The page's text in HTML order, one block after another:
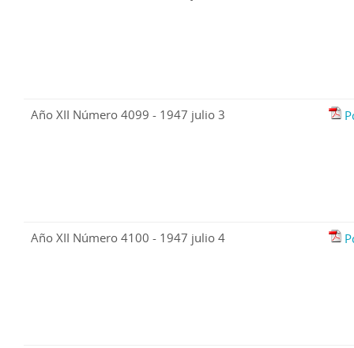
Año XII Número 4099 - 1947 julio 3
Año XII Número 4100 - 1947 julio 4